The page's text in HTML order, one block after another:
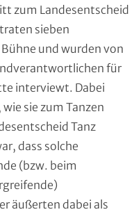
zum Landesentscheid
sieben
und wurden von
für
interviewt. Dabei
sie zum Tanzen
Tanz
dass solche
(bzw. beim
äußerten dabei als